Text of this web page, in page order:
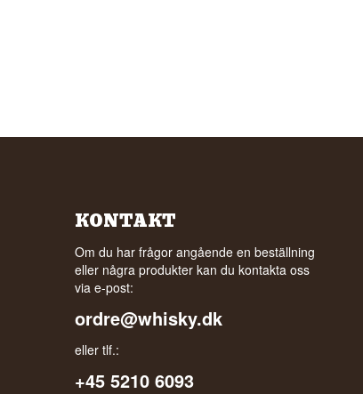
KONTAKT
Om du har frågor angående en beställning
eller några produkter kan du kontakta oss
via e-post:
ordre@whisky.dk
eller tlf.:
+45 5210 6093